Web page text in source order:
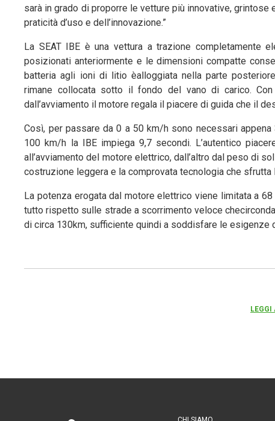
sarà in grado di proporre le vetture più innovative,
praticità d’uso e dell’innovazione.”
La SEAT IBE è una vettura a trazione completamente
posizionati anteriormente e le dimensioni compatte
batteria agli ioni di litio èalloggiata nella parte
rimane collocata sotto il fondo del vano di carico.
dall’avviamento il motore regala il piacere di guida che il
Così, per passare da 0 a 50 km/h sono necessari
100 km/h la IBE impiega 9,7 secondi. L’autentico
all’avviamento del motore elettrico, dall’altro dal peso di
costruzione leggera e la comprovata tecnologia che sfrutta
La potenza erogata dal motore elettrico viene limitata a
tutto rispetto sulle strade a scorrimento veloce
di circa 130km, sufficiente quindi a soddisfare le esigenze
LEGGI